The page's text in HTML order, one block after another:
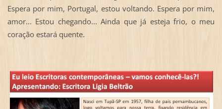
Espera por mim, Portugal, estou voltando. Espera por mim,
amor... Estou chegando... Ainda que já esteja frio, o meu
coração estará quente.